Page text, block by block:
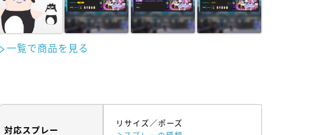
一覧で商品を見る
対応スプレー
リサイズ
ポーズ